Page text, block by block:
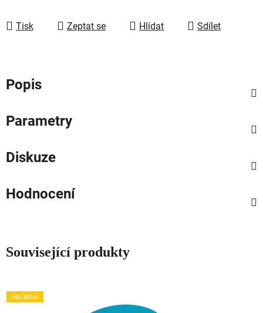
Tisk Zeptat se Hlídat Sdílet
Popis
Parametry
Diskuze
Hodnocení
Související produkty
OBLÍBENÁ